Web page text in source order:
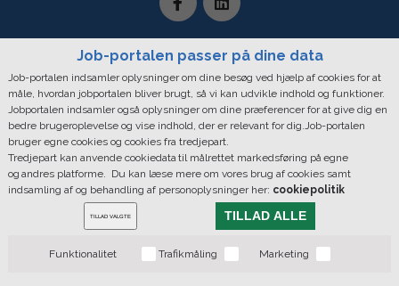
Mediaxpress, Bredgade 36. 1. Sal - Forhuset, 1260 København K |
CVR: 28890346
Telefontider: Mandag - Fredag: 09.00 - 16.00 | Hovednummer: +45
33 44 55 55
Copyright © 2019 MediaXpress. All rights reserved |Cookie Policy
Du bestemer over din data
Bygge & Anlægsavisen
Job-portalen passer på dine data
Job-portalen indsamler oplysninger om dine besøg ved hjælp af cookies for at
måle, hvordan jobportalen bliver brugt, så vi kan udvikle indhold og funktioner.
Jobportalen indsamler også oplysninger om dine præferencer for at give dig en
bedre brugeroplevelse og vise indhold, der er relevant for dig.Job-portalen
bruger egne cookies og cookies fra tredjepart.
Tredjepart kan anvende cookiedata til målrettet markedsføring på egne
og andres platforme. Du kan læse mere om vores brug af cookies samt
indsamling af og behandling af personoplysninger her: cookiepolitik
TILLAD VALGTE TILLAD ALLE
Funktionalitet Trafikmåling Marketing